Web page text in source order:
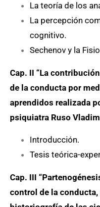
La teoría de los
La percepción
cognitivo.
Sechenov y la
Cap. II “La
de la conducta por
aprendidos realizada
psiquiatra Ruso
Introducción.
Tesis teórica-
Cap. III
control de la